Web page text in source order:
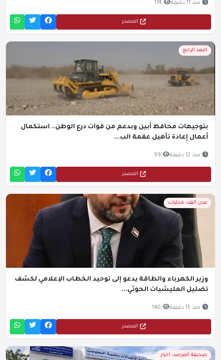
منذ 11 دقيقة 174
المصدر
البعد الرابع
بتوجيهات محافظ أبين وبدعم من قوات درع الوطن.. استكمال
أعمال إعادة تأهيل عقمة الب...
منذ 12 دقيقة 99
المصدر
عدن الغد- محليات
وزير الكهرباء والطاقة يدعو إلى توحيد الخطاب الإعلامي لكشف
تضليل المليشيات الحوثي...
منذ 15 دقيقة 140
المصدر
صحيفة المرصد- اخبار